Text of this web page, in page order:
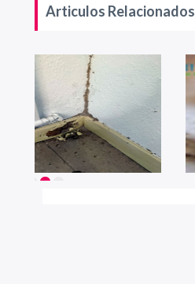
Articulos Relacionados